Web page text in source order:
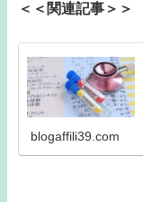
＜＜関連記事＞＞
blogaffili39.com